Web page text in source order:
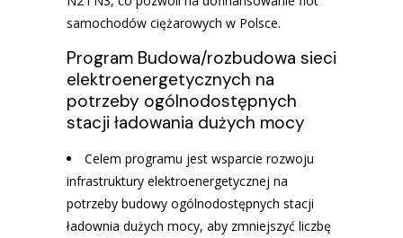
samochodów ciężarowych w Polsce.
Program Budowa/rozbudowa sieci
elektroenergetycznych na
potrzeby ogólnodostępnych
stacji ładowania dużych mocy
Celem programu jest wsparcie rozwoju
infrastruktury elektroenergetycznej na
potrzeby budowy ogólnodostępnych stacji
ładownia dużych mocy, aby zmniejszyć liczbę